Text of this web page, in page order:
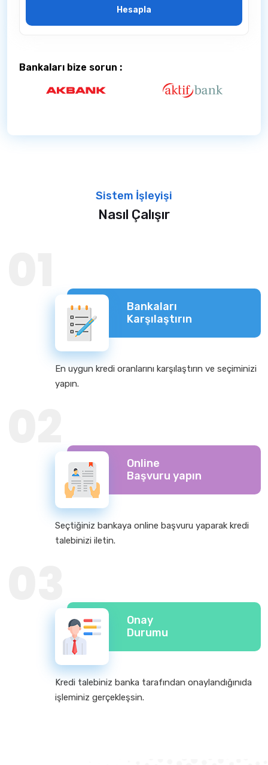
Hesapla
Bankaları bize sorun :
Sistem İşleyişi
Nasıl Çalışır
Bankaları
Karşılaştırın
En uygun kredi oranlarını karşılaştırın ve seçiminizi
yapın.
Online
Başvuru yapın
Seçtiğiniz bankaya online başvuru yaparak kredi
talebinizi iletin.
Onay
Durumu
Kredi talebiniz banka tarafından onaylandığınıda
işleminiz gerçekleşsin.